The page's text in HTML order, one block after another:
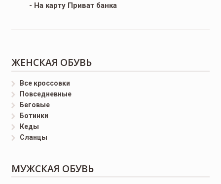
- На карту Приват банка
ЖЕНСКАЯ ОБУВЬ
Все кроссовки
Повседневные
Беговые
Ботинки
Кеды
Сланцы
МУЖСКАЯ ОБУВЬ